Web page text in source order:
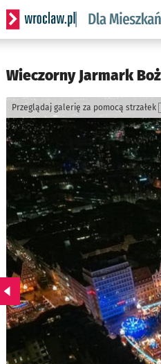
Serwis informacyjny
Wieczorny Jarmark
Przeglądaj galerię za pomocą strzałek
Przejdź do poprzedniego